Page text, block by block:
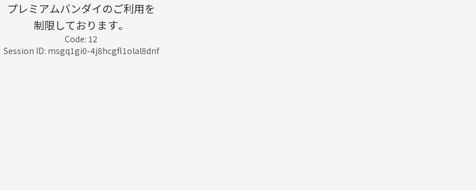
プレミアムバンダイのご利用を
制限しております。
Code: 12
Session ID: msgq1gi0-4j8hcgfl1olal8dnf